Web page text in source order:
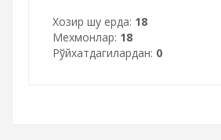
Хозир шу ерда: 18
Мехмонлар: 18
Рўйхатдагилардан: 0